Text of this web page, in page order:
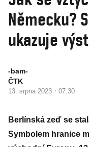
Německu?
ukazuje
-bam-
ČTK
13. srpna 2023 · 07:30
Berlínská zeď se
Symbolem hranice